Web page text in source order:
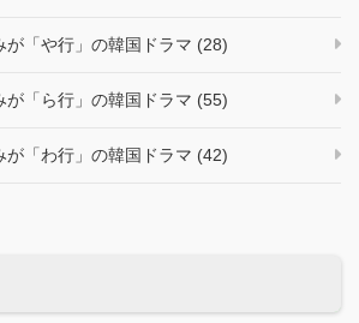
が「や行」の韓国ドラマ (28)
が「ら行」の韓国ドラマ (55)
が「わ行」の韓国ドラマ (42)